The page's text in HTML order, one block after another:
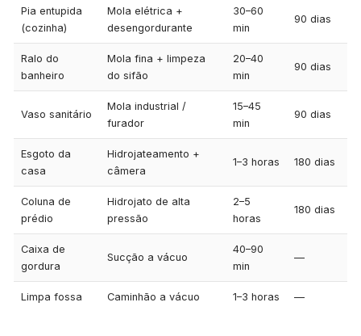
Pia entupida
(cozinha)
Mola elétrica +
desengordurante
30–60
min
90 dias
Ralo do
banheiro
Mola fina + limpeza
do sifão
20–40
min
90 dias
Vaso sanitário
Mola industrial /
furador
15–45
min
90 dias
Esgoto da
casa
Hidrojateamento +
câmera
1–3 horas 180 dias
Coluna de
prédio
Hidrojato de alta
pressão
2–5
horas
180 dias
Caixa de
gordura
Sucção a vácuo
40–90
min
—
Limpa fossa Caminhão a vácuo 1–3 horas —